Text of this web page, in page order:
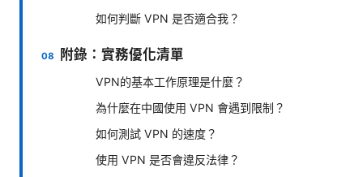
如何判斷 VPN 是否適合我？
附錄：實務優化清單
VPN的基本工作原理是什麼？
為什麼在中國使用 VPN 會遇到限制？
如何測試 VPN 的速度？
使用 VPN 是否會違反法律？